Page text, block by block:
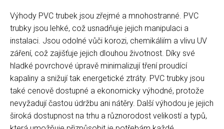
Výhody PVC trubek jsou zřejmé a mnohostranné. PVC
trubky jsou lehké, což usnadňuje jejich manipulaci a
instalaci. Jsou odolné vůči korozi, chemikáliím a vlivu UV
záření, což zajišťuje jejich dlouhou životnost. Díky své
hladké povrchové úpravě minimalizují tření proudící
kapaliny a snižují tak energetické ztráty. PVC trubky jsou
také cenově dostupné a ekonomicky výhodné, protože
nevyžadují častou údržbu ani nátěry. Další výhodou je jejich
široká dostupnost na trhu a různorodost velikostí a typů,